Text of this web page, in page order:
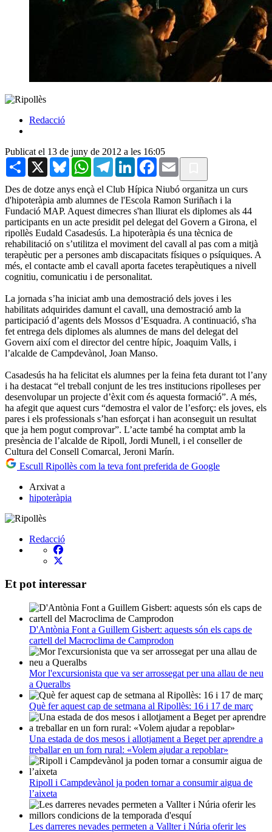
Redacció
Publicat el 13 de juny de 2012 a les 16:05
Share X BlueskyWhatsAppTelegramLinkedInFacebook
Email
Des de dotze anys ençà el Club Hípica Niubó organitza un curs
d'hipoteràpia amb alumnes de l'Escola Ramon Suriñach i la
Fundació MAP. Aquest dimecres s'han lliurat els diplomes als 44
participants en un acte presidit pel delegat del Govern a Girona, el
ripollès Eudald Casadesús. La hipoteràpia és una tècnica de
rehabilitació on s’utilitza el moviment del cavall al pas com a mitjà
terapèutic per a persones amb discapacitats físiques o psíquiques. A
més, el contacte amb el cavall aporta facetes terapèutiques a nivell
cognitiu, comunicatiu i de personalitat.
La jornada s’ha iniciat amb una demostració dels joves i les
habilitats adquirides damunt el cavall, una demostració amb la
participació d’agents dels Mossos d’Esquadra. A continuació, s'ha
fet entrega dels diplomes als alumnes de mans del delegat del
Govern així com el director del centre hípic, Joaquim Valls, i
l’alcalde de Campdevànol, Joan Manso.
Casadesús ha ha felicitat els alumnes per la feina feta durant tot l’any
i ha destacat “el treball conjunt de les tres institucions ripolleses per
desenvolupar un projecte d’èxit com és aquesta formació”. A més,
ha afegit que aquest curs “demostra el valor de l’esforç: els joves, els
pares i els professionals s’han esforçat i han aconseguit un resultat
que ja hem pogut comprovar”. L’acte també ha comptat amb la
presència de l’alcalde de Ripoll, Jordi Munell, i el conseller de
Cultura del Consell Comarcal, Jeroni Marín.
Escull Ripollès com la teva font preferida de Google
Arxivat a
hipoteràpia
Redacció
Et pot interessar
D'Antònia Font a Guillem Gisbert: aquests són els caps de
cartell del Macroclima de Camprodon
Mor l'excursionista que va ser arrossegat per una allau de neu
a Queralbs
Què fer aquest cap de setmana al Ripollès: 16 i 17 de març
Una estada de dos mesos i allotjament a Beget per aprendre a
treballar en un forn rural: «Volem ajudar a repoblar»
Ripoll i Campdevànol ja poden tornar a consumir aigua de
l’aixeta
Les darreres nevades permeten a Vallter i Núria oferir les